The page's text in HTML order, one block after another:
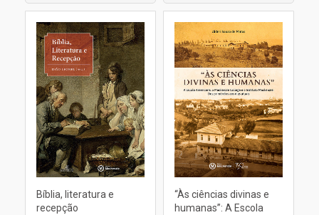
Bíblia, literatura e
recepção
“Às ciências divinas e
humanas”: A Escola